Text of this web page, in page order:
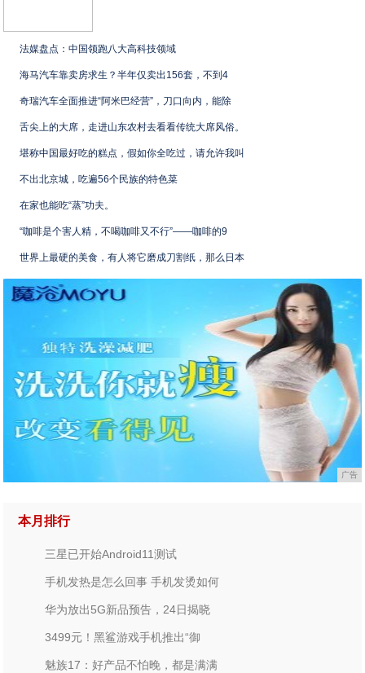
法媒盘点：中国领跑八大高科技领域
海马汽车靠卖房求生？半年仅卖出156套，不到4
奇瑞汽车全面推进“阿米巴经营”，刀口向内，能除
舌尖上的大席，走进山东农村去看看传统大席风俗。
堪称中国最好吃的糕点，假如你全吃过，请允许我叫
不出北京城，吃遍56个民族的特色菜
在家也能吃“蒸”功夫。
“咖啡是个害人精，不喝咖啡又不行”——咖啡的9
世界上最硬的美食，有人将它磨成刀割纸，那么日本
广告
本月排行
三星已开始Android11测试
手机发热是怎么回事 手机发烫如何
华为放出5G新品预告，24日揭晓
3499元！黑鲨游戏手机推出“御
魅族17：好产品不怕晚，都是满满